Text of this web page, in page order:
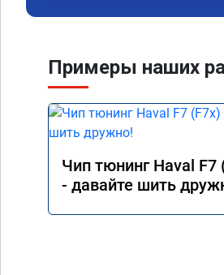
Примеры наших
Чип тюнинг Haval F7
- давайте шить